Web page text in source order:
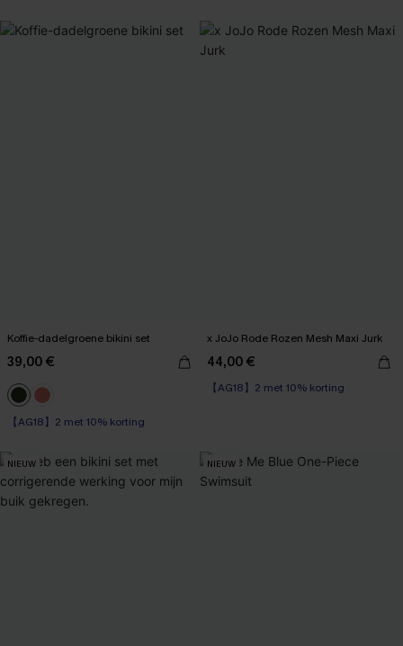
Koffie-dadelgroene bikini set
39,00 €
【AG18】2 met 10% korting
Op voorraad
x JoJo Rode Rozen Mesh Maxi Jurk
44,00 €
【AG18】2 met 10% korting
High Waist
NIEUW NIEUW